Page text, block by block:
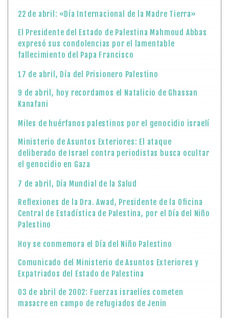
22 de abril: «Día Internacional de la Madre Tierra»
El Presidente del Estado de Palestina Mahmoud Abbas
expresó sus condolencias por el lamentable
fallecimiento del Papa Francisco
17 de abril, Día del Prisionero Palestino
9 de abril, hoy recordamos el Natalicio de Ghassan
Kanafani
Miles de huérfanos palestinos por el genocidio israelí
Ministerio de Asuntos Exteriores: El ataque
deliberado de Israel contra periodistas busca ocultar
el genocidio en Gaza
7 de abril, Día Mundial de la Salud
Reflexiones de la Dra. Awad, Presidente de la Oficina
Central de Estadística de Palestina, por el Día del Niño
Palestino
Hoy se conmemora el Día del Niño Palestino
Comunicado del Ministerio de Asuntos Exteriores y
Expatriados del Estado de Palestina
03 de abril de 2002: Fuerzas israelíes cometen
masacre en campo de refugiados de Jenin